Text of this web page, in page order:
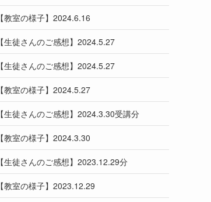
【教室の様子】2024.6.16
【生徒さんのご感想】2024.5.27
【生徒さんのご感想】2024.5.27
【教室の様子】2024.5.27
【生徒さんのご感想】2024.3.30受講分
【教室の様子】2024.3.30
【生徒さんのご感想】2023.12.29分
【教室の様子】2023.12.29